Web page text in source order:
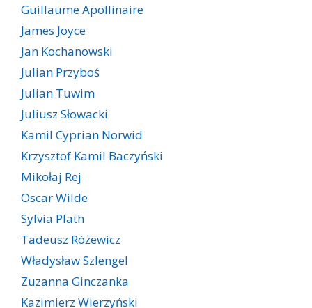
Guillaume Apollinaire
James Joyce
Jan Kochanowski
Julian Przyboś
Julian Tuwim
Juliusz Słowacki
Kamil Cyprian Norwid
Krzysztof Kamil Baczyński
Mikołaj Rej
Oscar Wilde
Sylvia Plath
Tadeusz Różewicz
Władysław Szlengel
Zuzanna Ginczanka
Kazimierz Wierzyński